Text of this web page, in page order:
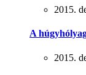
2015.
A
2015.